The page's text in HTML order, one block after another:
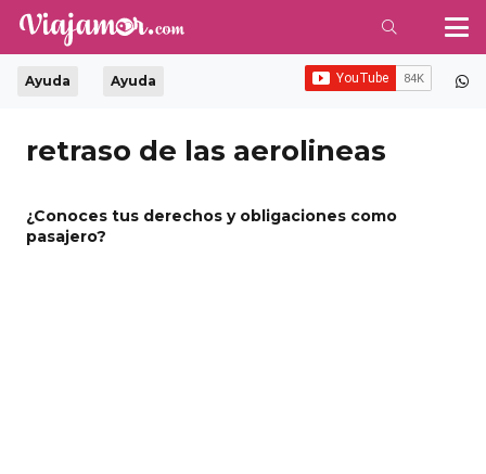
Ayuda Ayuda
retraso de las aerolineas
¿Conoces tus derechos y obligaciones como
pasajero?